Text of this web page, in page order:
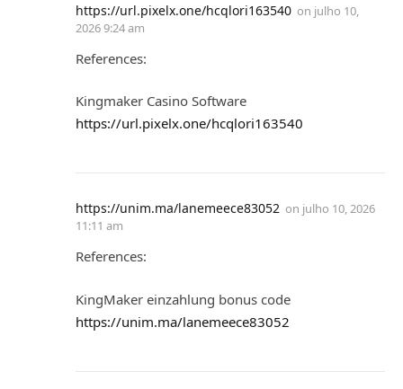
https://url.pixelx.one/hcqlori163540 on julho 10,
2026 9:24 am
References:
Kingmaker Casino Software
https://url.pixelx.one/hcqlori163540
https://unim.ma/lanemeece83052 on julho 10, 2026
11:11 am
References:
KingMaker einzahlung bonus code
https://unim.ma/lanemeece83052